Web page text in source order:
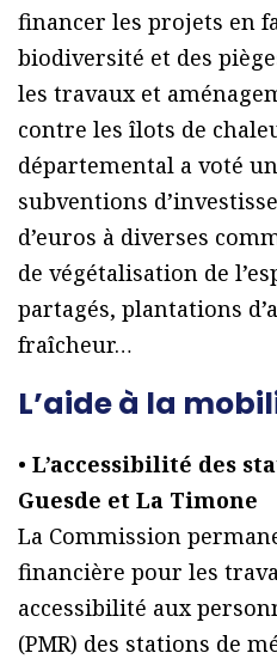
financer les projets en
biodiversité et des
les travaux et
contre les îlots de
départemental a voté
subventions
d’euros à diverses
de végétalisation de
partagés, plantations
fraîcheur…
L’aide à la
• L’accessibilité des
Guesde et La Timone
La Commission
financière pour les
accessibilité aux
(PMR) des stations de